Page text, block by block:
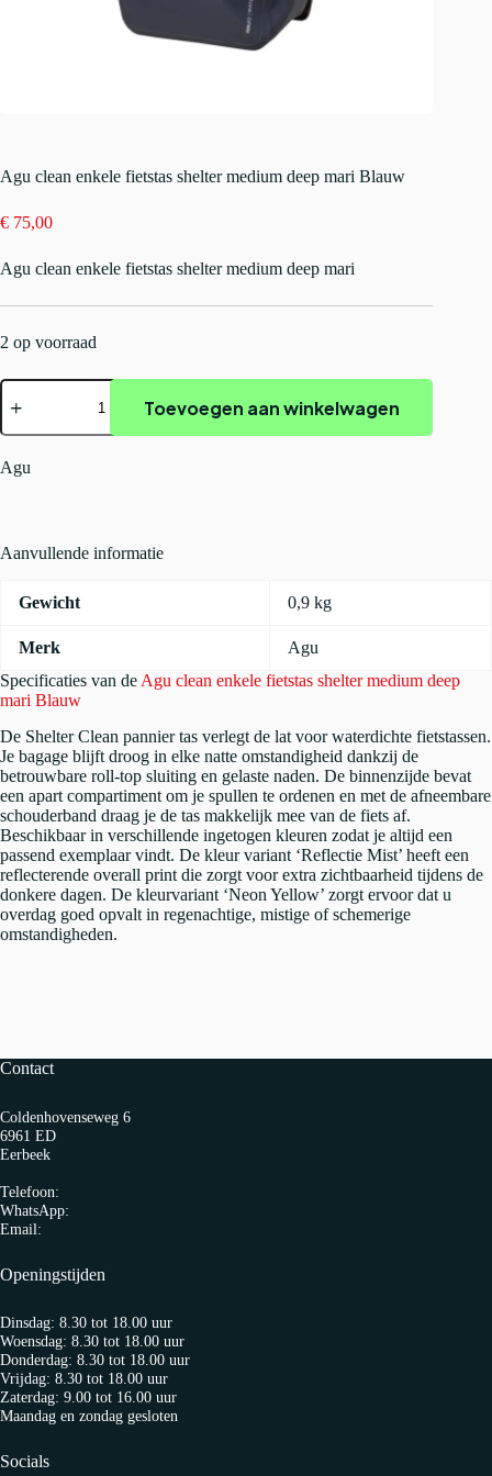
Agu clean enkele fietstas shelter medium deep mari Blauw
€ 75,00
Agu clean enkele fietstas shelter medium deep mari
2 op voorraad
Agu
clean
shelter
medium
aantal
Toevoegen aan winkelwagen
Agu
Specificaties van de Agu clean enkele fietstas shelter medium deep
mari Blauw
De Shelter Clean pannier tas verlegt de lat voor waterdichte fietstassen.
Je bagage blijft droog in elke natte omstandigheid dankzij de
betrouwbare roll-top sluiting en gelaste naden. De binnenzijde bevat
een apart compartiment om je spullen te ordenen en met de afneembare
schouderband draag je de tas makkelijk mee van de fiets af.
Beschikbaar in verschillende ingetogen kleuren zodat je altijd een
passend exemplaar vindt. De kleur variant ‘Reflectie Mist’ heeft een
reflecterende overall print die zorgt voor extra zichtbaarheid tijdens de
donkere dagen. De kleurvariant ‘Neon Yellow’ zorgt ervoor dat u
overdag goed opvalt in regenachtige, mistige of schemerige
omstandigheden.
Aanvullende informatie
Gewicht 0,9 kg
Merk Agu
Contact
Coldenhovenseweg 6
6961 ED
Eerbeek
Telefoon:
WhatsApp:
Email:
Openingstijden
Dinsdag: 8.30 tot 18.00 uur
Woensdag: 8.30 tot 18.00 uur
Donderdag: 8.30 tot 18.00 uur
Vrijdag: 8.30 tot 18.00 uur
Zaterdag: 9.00 tot 16.00 uur
Maandag en zondag gesloten
Socials